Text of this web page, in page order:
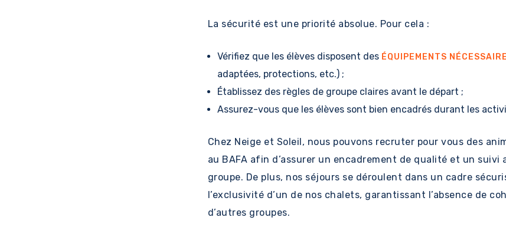
La sécurité est une priorité absolue. Pour cela :
Vérifiez que les élèves disposent des ÉQUIPEMENTS
adaptées, protections, etc.) ;
Établissez des règles de groupe claires avant le départ ;
Assurez-vous que les élèves sont bien encadrés durant les
Chez Neige et Soleil, nous pouvons recruter pour vous des
au BAFA afin d’assurer un encadrement de qualité et un suivi
groupe. De plus, nos séjours se déroulent dans un cadre
l’exclusivité d’un de nos chalets, garantissant l’absence de
d’autres groupes.